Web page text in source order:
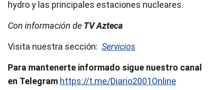
hydro y las principales estaciones nucleares.
Con información de TV Azteca
Visita nuestra sección: Servicios
Para mantenerte informado sigue nuestro canal
en Telegram https://t.me/Diario2001Online